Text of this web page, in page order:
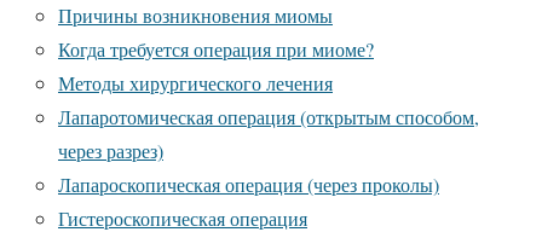
Причины возникновения миомы
Когда требуется операция при миоме?
Методы хирургического лечения
Лапаротомическая операция (открытым способом,
через разрез)
Лапароскопическая операция (через проколы)
Гистероскопическая операция